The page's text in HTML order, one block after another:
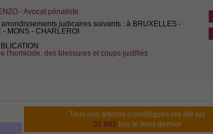
- Avocat pénaliste
judicaires suivants : à BRUXELLES -
- MONS - CHARLEROI
l'homicide, des blessures et coups justifiés
Tous nos articles scientifiques ont été lus
31 993 fois le mois dernier